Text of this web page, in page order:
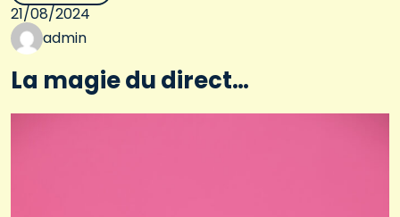
21/08/2024
admin
La magie du direct…